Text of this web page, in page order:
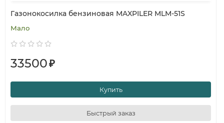
Газонокосилка бензиновая MAXPILER MLM-51S
Мало
33500₽
Купить
Быстрый заказ